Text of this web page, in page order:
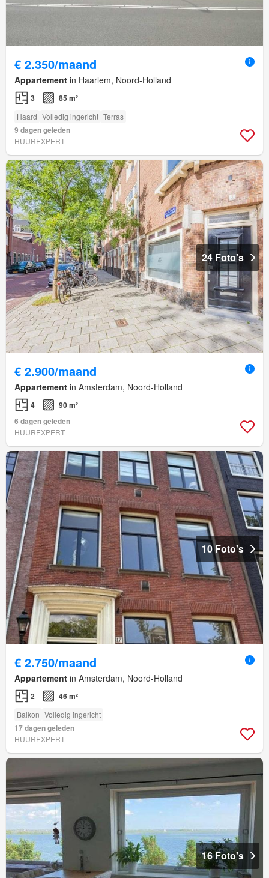
€ 2.350/maand
Appartement in Haarlem, Noord-Holland
3 85 m²
Haard Volledig ingericht Terras
9 dagen geleden
HUUREXPERT
24 Foto's
€ 2.900/maand
Appartement in Amsterdam, Noord-Holland
4
90 m²
6 dagen geleden
HUUREXPERT
10 Foto's
€ 2.750/maand
Appartement in Amsterdam, Noord-Holland
2 46 m²
Balkon Volledig ingericht
17 dagen geleden
HUUREXPERT
16 Foto's